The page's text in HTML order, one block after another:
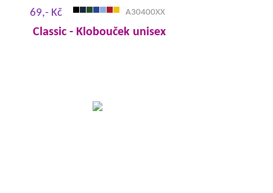
69,- Kč A30400XX
Classic - Klobouček unisex